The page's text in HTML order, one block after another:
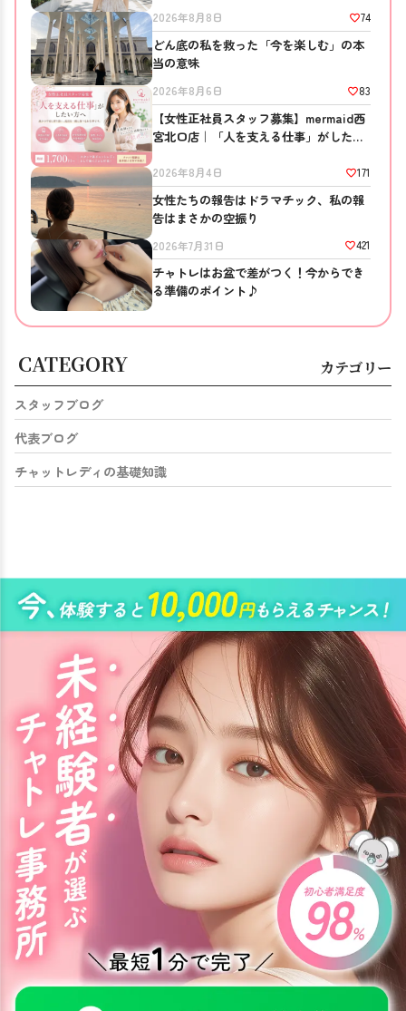
2026年8月8日 74
どん底の私を救った「今を楽しむ」の本
当の意味
2026年8月6日 83
【女性正社員スタッフ募集】mermaid西
宮北口店｜「人を支える仕事」がしたい
2026年8月4日 171
女性たちの報告はドラマチック、私の報
告はまさかの空振り
2026年7月31日 421
チャトレはお盆で差がつく！今からでき
る準備のポイント♪
CATEGORY カテゴリー
スタッフブログ
代表ブログ
チャットレディの基礎知識